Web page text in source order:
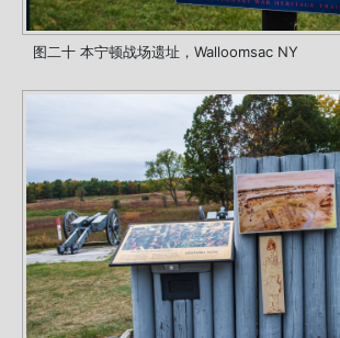
图二十 本宁顿战场遗址，Walloomsac NY